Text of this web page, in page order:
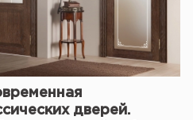
дверей.